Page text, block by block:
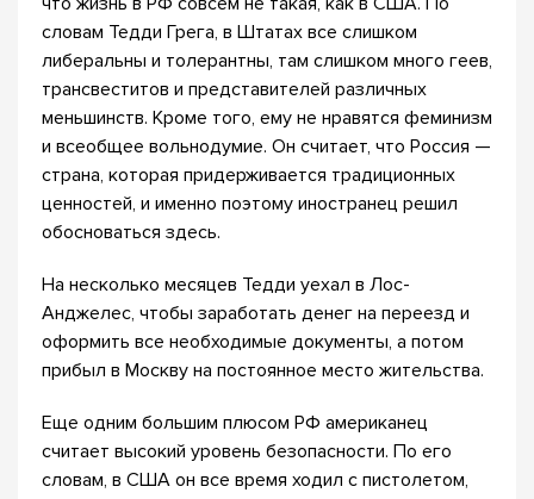
словам Тедди Грега, в Штатах все слишком
либеральны и толерантны, там слишком много геев,
трансвеститов и представителей различных
меньшинств. Кроме того, ему не нравятся феминизм
и всеобщее вольнодумие. Он считает, что Россия —
страна, которая придерживается традиционных
ценностей, и именно поэтому иностранец решил
обосноваться здесь.
На несколько месяцев Тедди уехал в Лос-
Анджелес, чтобы заработать денег на переезд и
оформить все необходимые документы, а потом
прибыл в Москву на постоянное место жительства.
Еще одним большим плюсом РФ американец
считает высокий уровень безопасности. По его
словам, в США он все время ходил с пистолетом,